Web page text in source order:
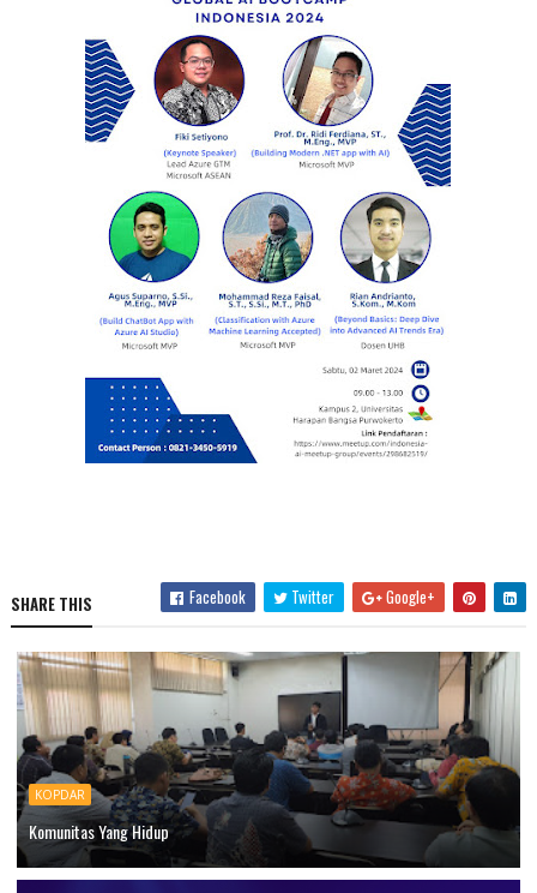
SHARE THIS Facebook Twitter Google+
KOPDAR
Komunitas Yang Hidup